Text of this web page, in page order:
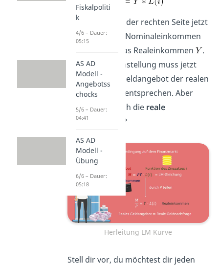
Somit steht auf der rechten Seite jetzt
nicht mehr das Nominaleinkommen
, sondern das Realeinkommen
.
Nach dieser Umstellung muss jetzt
also das reale Geldangebot der realen
Geldnachfrage entsprechen. Aber
was ist eigentlich die reale
Geldnachfrage
?
Herleitung LM Kurve
Stell dir vor, du möchtest dir jeden
Fiskalpoliti
k
4/6 – Dauer:
05:15
AS AD
Modell -
Angebotss
chocks
5/6 – Dauer:
04:41
AS AD
Modell -
Übung
6/6 – Dauer:
05:18